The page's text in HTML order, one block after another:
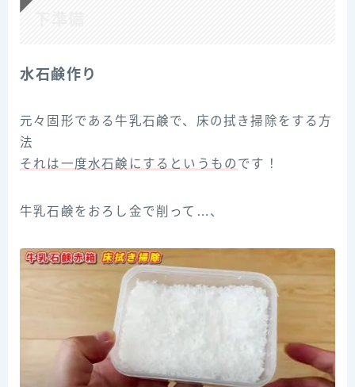
水石鹸作り
元々固形である牛乳石鹸で、床の拭き掃除をする方
法
それは一度水石鹸にするというもの です！
牛乳石鹸をおろし金で削って…、